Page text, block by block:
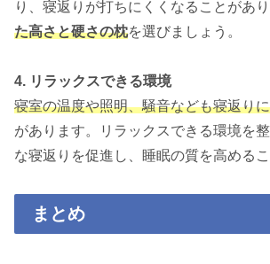
り、寝返りが打ちにくくなることがあり
た高さと硬さの枕を選びましょう。
4. リラックスできる環境
寝室の温度や照明、騒音なども寝返り
があります。リラックスできる環境を
な寝返りを促進し、睡眠の質を高めるこ
まとめ